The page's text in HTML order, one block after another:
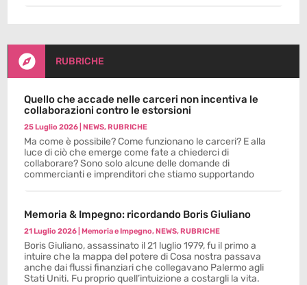
 RUBRICHE
Quello che accade nelle carceri non incentiva le
collaborazioni contro le estorsioni
25 Luglio 2026 |NEWS,RUBRICHE
Ma come è possibile? Come funzionano le carceri? E alla
luce di ciò che emerge come fate a chiederci di
collaborare? Sono solo alcune delle domande di
commercianti e imprenditori che stiamo supportando
Memoria & Impegno: ricordando Boris Giuliano
21 Luglio 2026 |Memoria e Impegno,NEWS,RUBRICHE
Boris Giuliano, assassinato il 21 luglio 1979, fu il primo a
intuire che la mappa del potere di Cosa nostra passava
anche dai flussi finanziari che collegavano Palermo agli
Stati Uniti. Fu proprio quell’intuizione a costargli la vita.